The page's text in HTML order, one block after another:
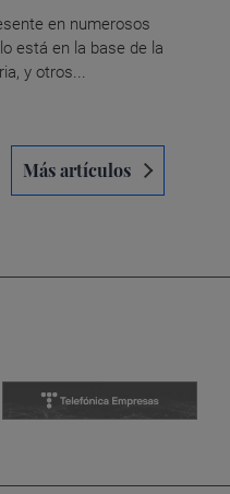
en numerosos
está en la base de la
y otros...
Más artículos